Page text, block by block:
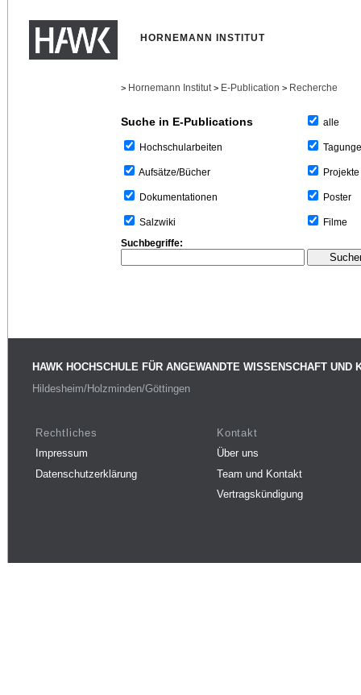
HORNEMANN INSTITUT
> Hornemann Institut > E-Publication > Recherche
Suche in E-Publications
Hochschularbeiten
Aufsätze/Bücher
Dokumentationen
Salzwiki
alle
Projekte
Poster
Filme
Suchbegriffe:
HAWK HOCHSCHULE FÜR ANGEWANDTE WISSENSCHAFT UND
Hildesheim/Holzminden/Göttingen
Rechtliches
Impressum
Datenschutzerklärung
Kontakt
Über uns
Team und Kontakt
Vertragskündigung